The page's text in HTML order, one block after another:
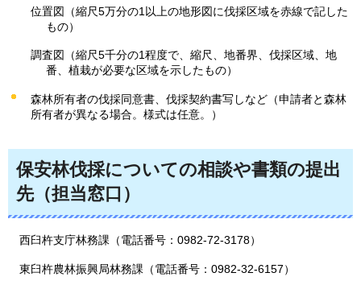
位置図（縮尺5万分の1以上の地形図に伐採区域を赤線で記した
もの）
調査図（縮尺5千分の1程度で、縮尺、地番界、伐採区域、地
番、植栽が必要な区域を示したもの）
森林所有者の伐採同意書、伐採契約書写しなど（申請者と森林
所有者が異なる場合。様式は任意。）
保安林伐採についての相談や書類の提出
先（担当窓口）
西臼杵支庁林務課（電話番号：0982-72-3178）
東臼杵農林振興局林務課（電話番号：0982-32-6157）